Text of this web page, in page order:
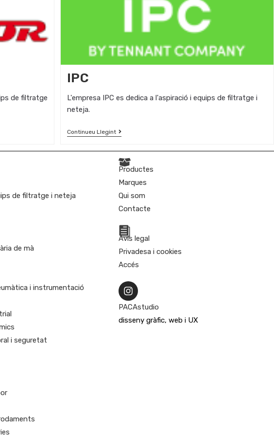
de filtratge
IPC
L'empresa IPC es dedica a l'aspiració i equips de filtratge i
neteja.
Continueu Llegint
de filtratge i neteja
de mà
i instrumentació
i seguretat
Productes
Marques
Qui som
Contacte
Avís legal
Privadesa i cookies
Accés
PACAstudio
disseny gràfic, web i UX